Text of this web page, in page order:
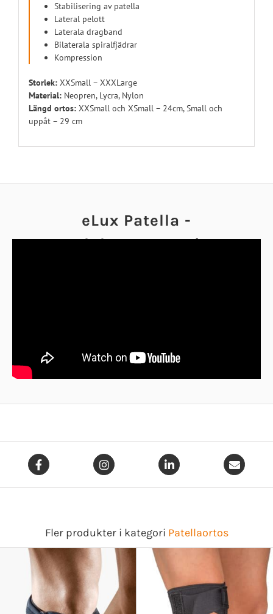
Stabilisering av patella
Lateral pelott
Laterala dragband
Bilaterala spiralfjädrar
Kompression
Storlek:XXSmall – XXXLarge
Material: Neopren, Lycra, Nylon
Längd ortos: XXSmall och XSmall – 24cm, Small och
uppåt – 29 cm
eLux Patella -
Produktpresentation
Fler produkter i kategori Patellaortos